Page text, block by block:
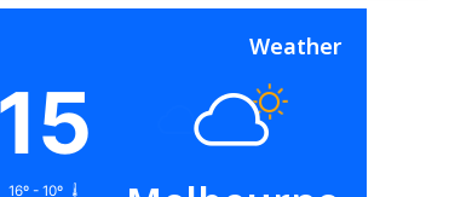
Weather
15
16º - 10º